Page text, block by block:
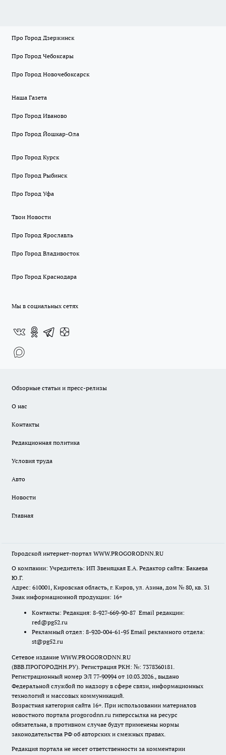
Про Город Дзержинск
Про Город Чебоксары
Про Город Новочебоксарск
Наша Газета
Про Город Иваново
Про Город Йошкар-Ола
Про Город Курск
Про Город Рыбинск
Про Город Уфа
Твои Новости
Про Город Ярославль
Про Город Владивосток
Про Город Краснодара
Мы в социальных сетях
Обзорные статьи и пресс-релизы
О нас
Контакты
Редакционная политика
Условия труда
Авто
Новости
Главная
Городской интернет-портал WWW.PROGORODNN.RU
О компании: Учредитель: ИП Звеняцкая Е.А. Редактор сайта: Бакаева
Ю.Г.
Адрес: 610001, Кировская область, г. Киров, ул. Азина, дом № 80, кв. 31
Знак информационной продукции: 16+
Контакты: Редакция: 8-927-669-90-87 Email редакции:
red@pg52.ru
Рекламный отдел: 8-920-004-61-95 Email рекламного отдела:
st@pg52.ru
Сетевое издание WWW.PROGORODNN.RU
(ВВВ.ПРОГОРОДНН.РУ). Регистрация РКН: №: 7378360181.
Регистрационный номер ЭЛ 77-90994 от 10.03.2026., выдано
Федеральной службой по надзору в сфере связи, информационных
технологий и массовых коммуникаций.
Возрастная категория сайта 16+. При использовании материалов
новостного портала progorodnn.ru гиперссылка на ресурс
обязательна, в противном случае будут применены нормы
законодательства РФ об авторских и смежных правах.
Редакция портала не несет ответственности за комментарии